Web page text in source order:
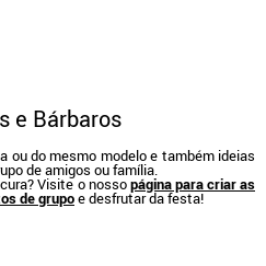
e Bárbaros
ou do mesmo modelo e também ideias
de amigos ou família.
Visite o nossopágina para criar as
de grupoe desfrutar da festa!